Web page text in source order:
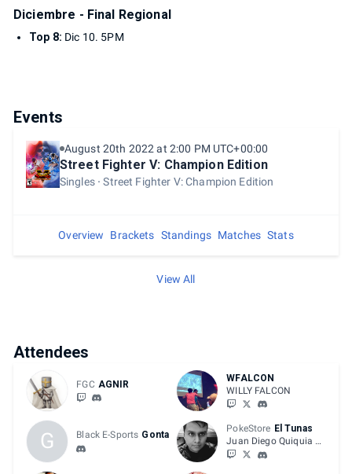
Diciembre - Final Regional
Top 8: Dic 10. 5PM
Events
August 20th 2022 at 2:00 PM UTC+00:00
Street Fighter V: Champion Edition
Singles Street Fighter V: Champion Edition
Overview Brackets Standings Matches Stats
View All
Attendees
FGC AGNIR
WFALCON
WILLY FALCON
G Black E-Sports Gonta
PokeStore El Tunas
Juan Diego Quiquia De La Cruz